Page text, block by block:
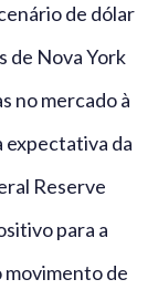
de dólar
de Nova York
no mercado à
expectativa da
Reserve
para a
movimento de